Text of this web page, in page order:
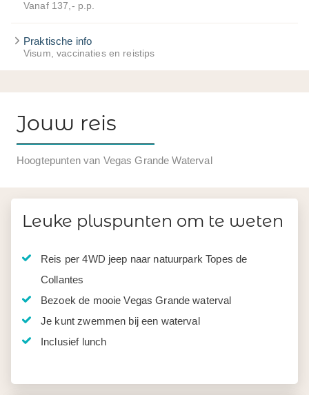
Vanaf 137,- p.p.
Praktische info
Visum, vaccinaties en reistips
Jouw reis
Hoogtepunten van Vegas Grande Waterval
Leuke pluspunten om te weten
Reis per 4WD jeep naar natuurpark Topes de
Collantes
Bezoek de mooie Vegas Grande waterval
Je kunt zwemmen bij een waterval
Inclusief lunch